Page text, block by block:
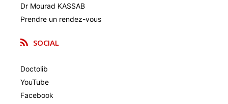
Dr Mourad KASSAB
Prendre un rendez-vous
SOCIAL
Doctolib
YouTube
Facebook